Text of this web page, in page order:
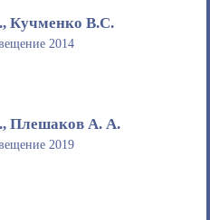
Кучменко В.С.
2014
Плешаков А. А.
2019